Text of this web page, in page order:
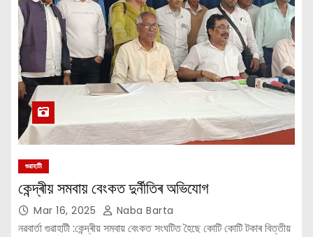
গুৱাহাটী
কেন্দ্ৰীয় সমবায় বেংকত দুৰ্নীতিৰ অভিযোগ
Mar 16, 2025 Naba Barta
নৱবাৰ্তা গুৱাহাটী :কেন্দ্ৰীয় সমবায় বেংকত সংঘটিত হৈছে কোটি কোটি টকাৰ বিত্তীয়